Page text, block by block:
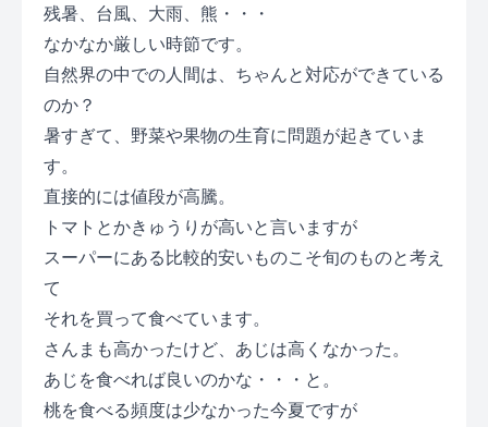
残暑、台風、大雨、熊・・・
なかなか厳しい時節です。
自然界の中での人間は、ちゃんと対応ができている
のか？
暑すぎて、野菜や果物の生育に問題が起きていま
す。
直接的には値段が高騰。
トマトとかきゅうりが高いと言いますが
スーパーにある比較的安いものこそ旬のものと考え
て
それを買って食べています。
さんまも高かったけど、あじは高くなかった。
あじを食べれば良いのかな・・・と。
桃を食べる頻度は少なかった今夏ですが